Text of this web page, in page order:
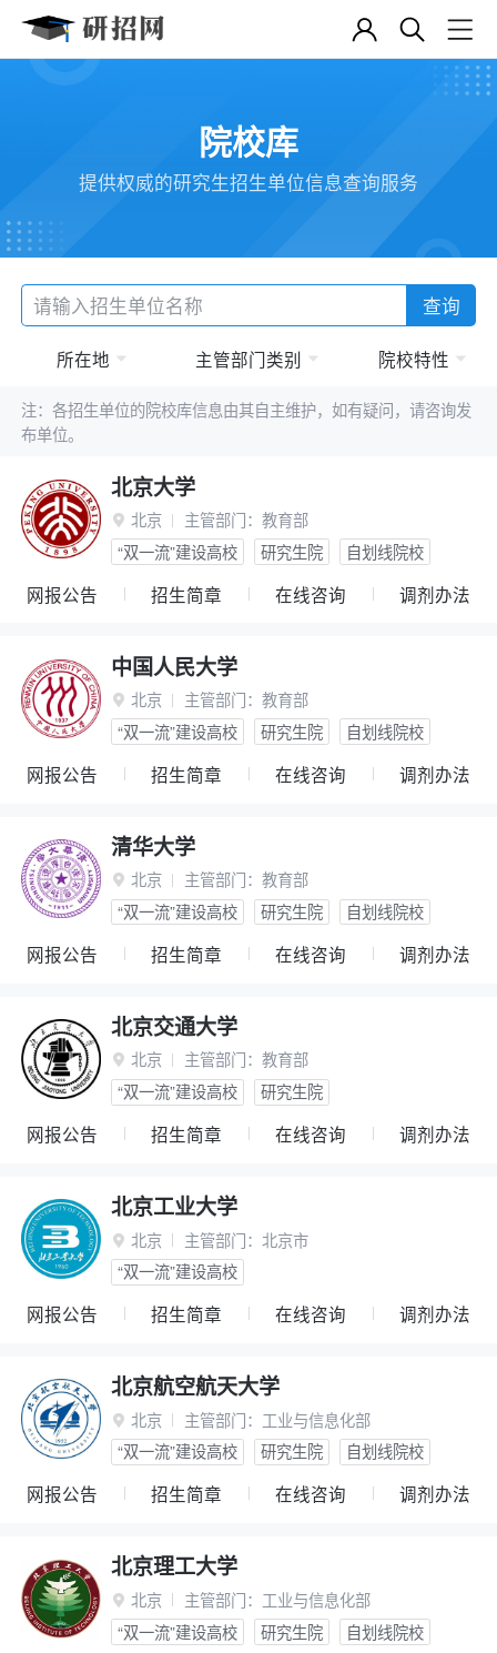
院校库
提供权威的研究生招生单位信息查询服务
查询
所在地 主管部门类别 院校特性
注：各招生单位的院校库信息由其自主维护，如有疑问，请咨询发
布单位。
北京大学
 北京 主管部门： 教育部
“双一流”建设高校
研究生院 自划线院校
网报公告 招生简章 在线咨询 调剂办法
中国人民大学
 北京 主管部门： 教育部
“双一流”建设高校
研究生院 自划线院校
网报公告 招生简章 在线咨询 调剂办法
清华大学
 北京 主管部门： 教育部
“双一流”建设高校
研究生院 自划线院校
网报公告 招生简章 在线咨询 调剂办法
北京交通大学
 北京 主管部门： 教育部
“双一流”建设高校
研究生院
网报公告 招生简章 在线咨询 调剂办法
北京工业大学
 北京 主管部门： 北京市
“双一流”建设高校
网报公告 招生简章 在线咨询 调剂办法
北京航空航天大学
 北京 主管部门： 工业与信息化部
“双一流”建设高校
研究生院 自划线院校
网报公告 招生简章 在线咨询 调剂办法
北京理工大学
 北京 主管部门： 工业与信息化部
“双一流”建设高校
研究生院 自划线院校